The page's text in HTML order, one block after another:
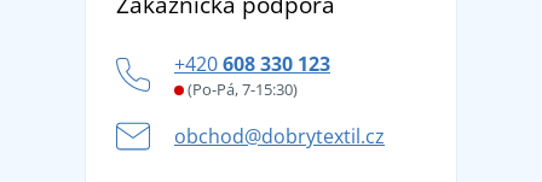
Věrnostní program BONTIS +
tradicí od roku 1976
Letní dobrodružství začíná balením aneb připravte
se na dovolenou bez starostí
Tipy na svěží outfity pro pohodové léto
+420608 330 123
(Po-Pá, 7-15:30)
obchod@dobrytextil.cz